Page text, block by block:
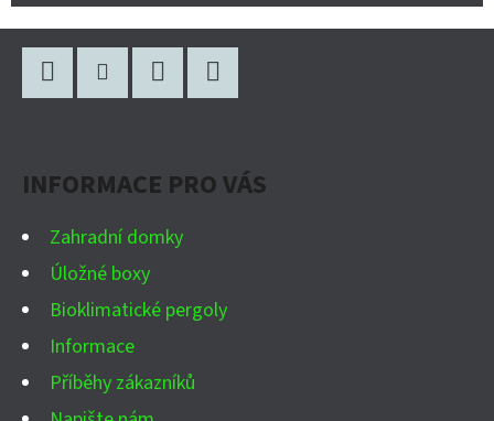
INFORMACE PRO VÁS
Zahradní domky
Úložné boxy
Bioklimatické pergoly
Informace
Příběhy zákazníků